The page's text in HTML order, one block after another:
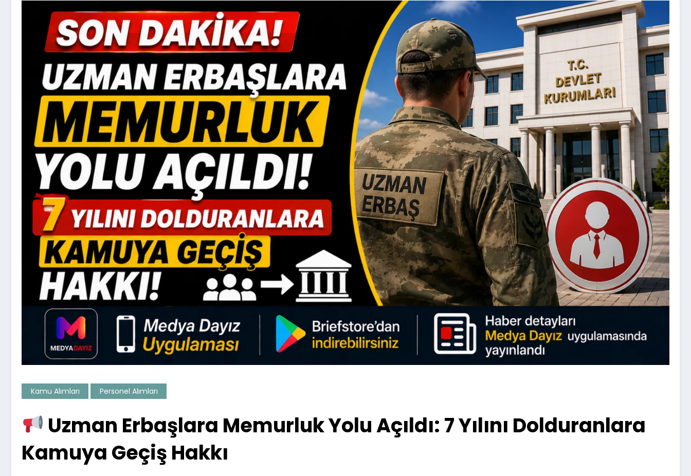
Kamu Alımları Personel Alımları
Uzman Erbaşlara Memurluk Yolu Açıldı: 7 Yılını Dolduranlara
Kamuya Geçiş Hakkı